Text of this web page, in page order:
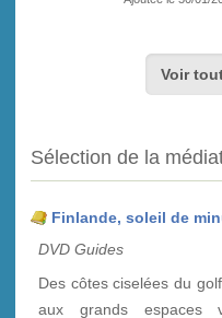
Voir
Sélection de la
Finlande, soleil de
DVD Guides
Des côtes ciselées du
aux grands espaces